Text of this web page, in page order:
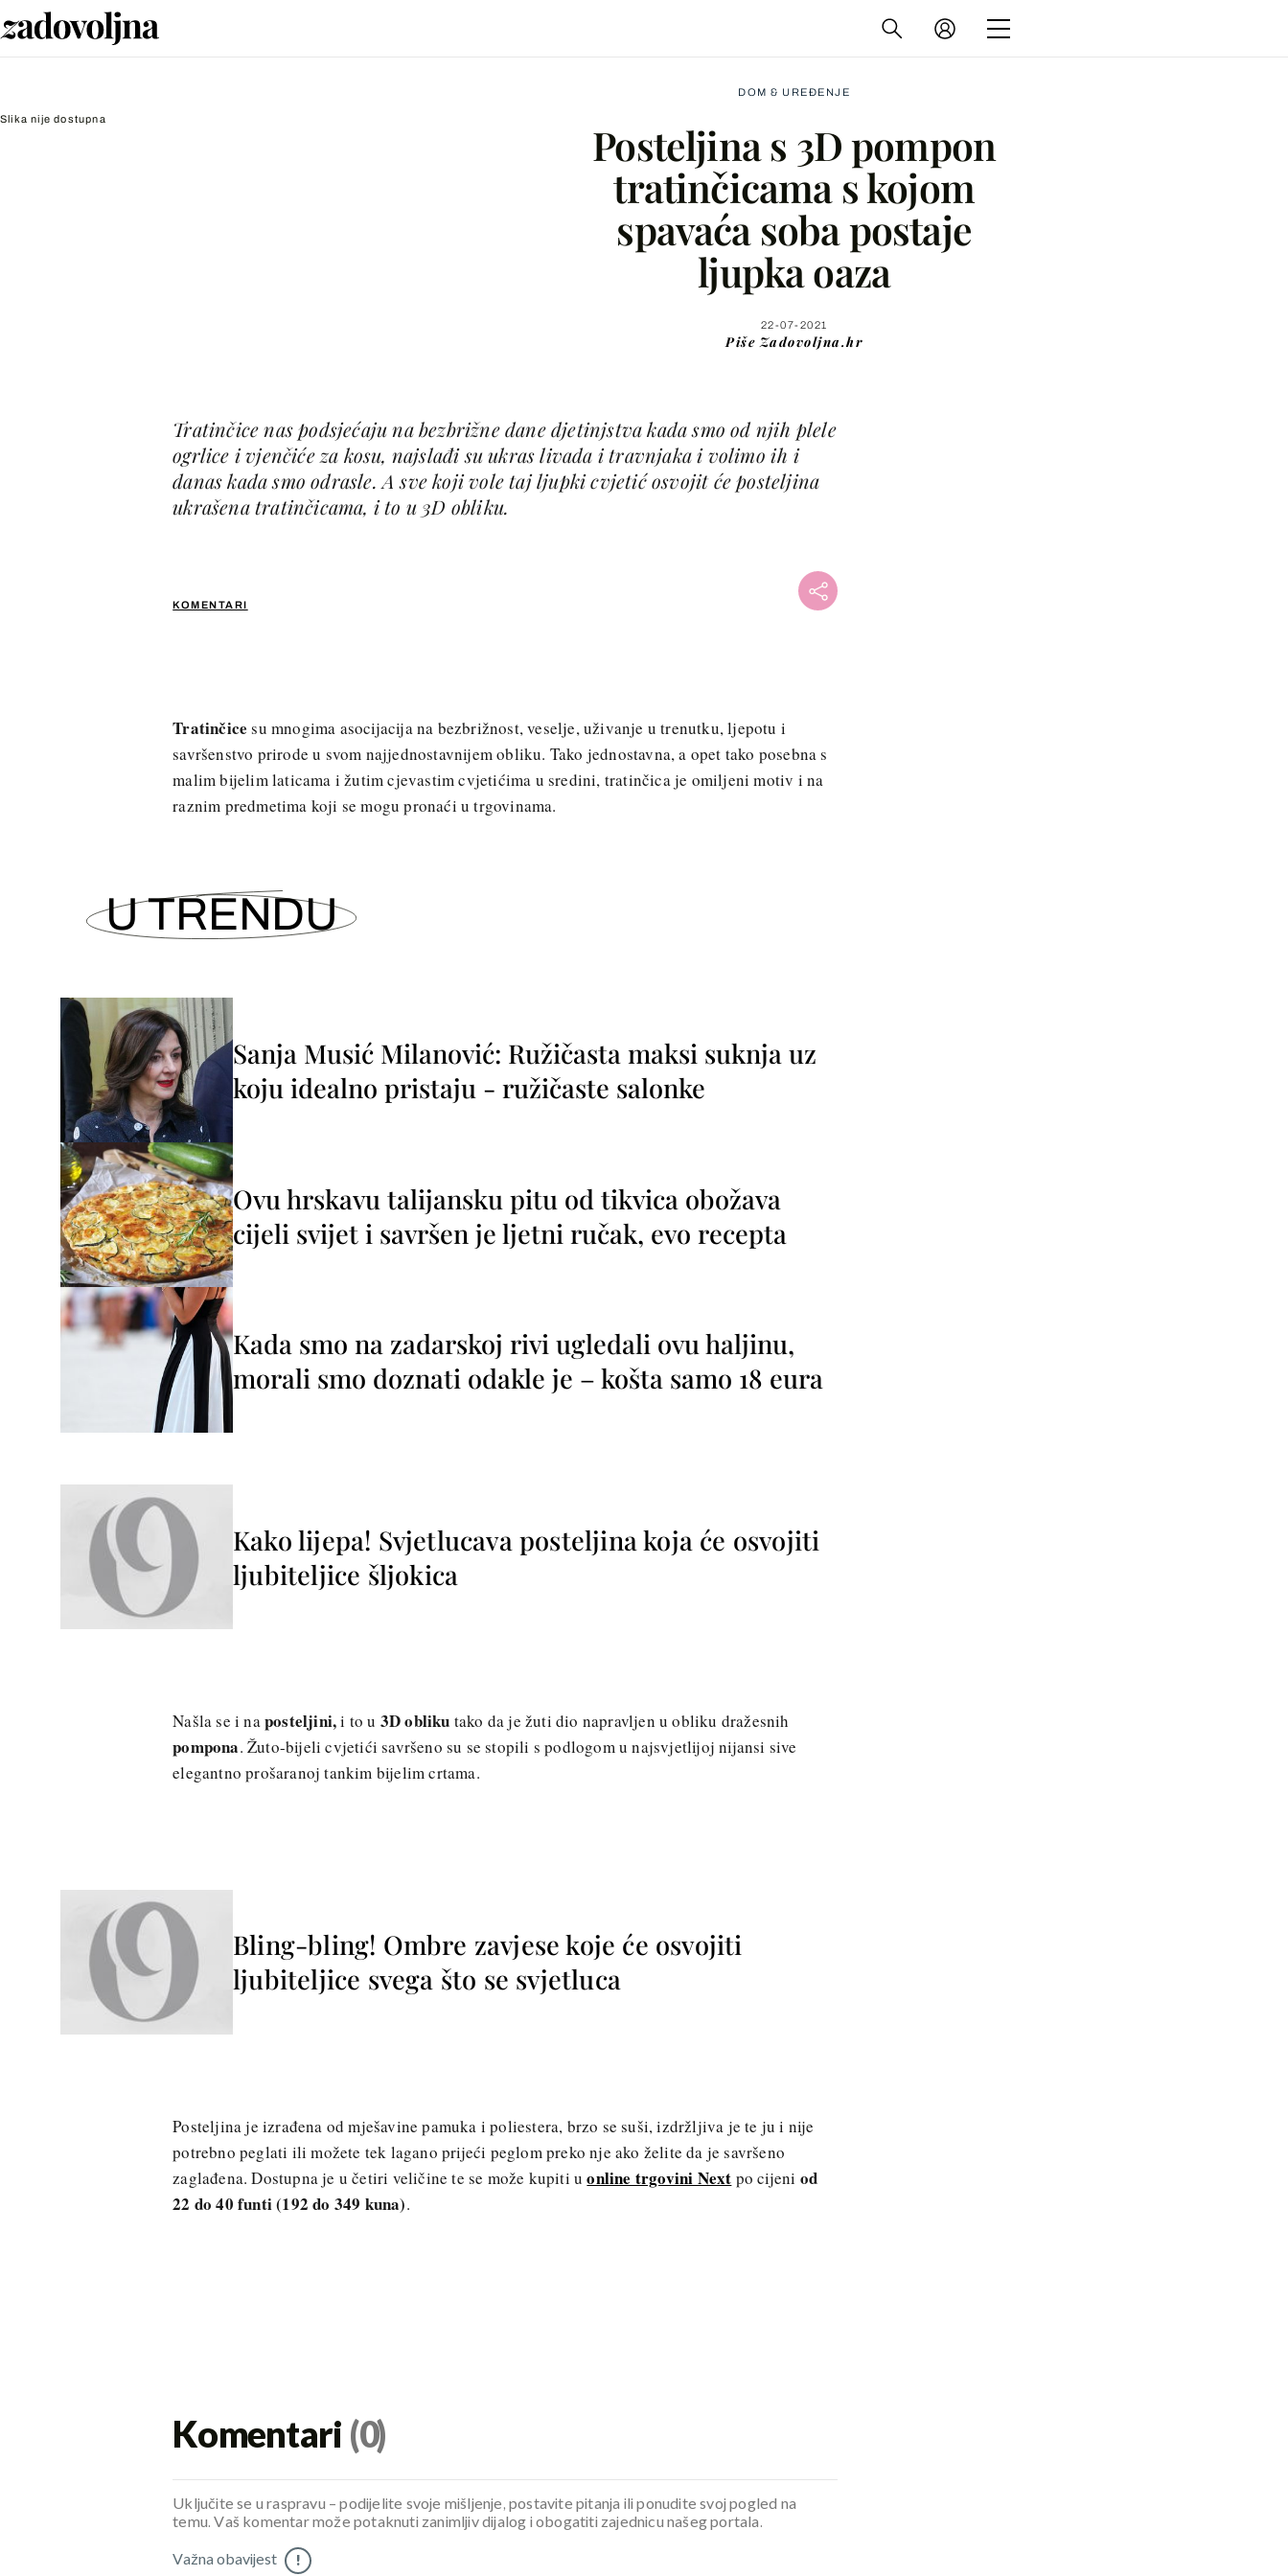
Slika nije dostupna
DOM & UREĐENJE
Posteljina s 3D pompon
tratinčicama s kojom
spavaća soba postaje
ljupka oaza
22-07-2021
Piše Zadovoljna.hr
KOMENTARI
Tratinčice nas podsjećaju na bezbrižne dane djetinjstva kada smo od njih plele
ogrlice i vjenčiće za kosu, najslađi su ukras livada i travnjaka i volimo ih i
danas kada smo odrasle. A sve koji vole taj ljupki cvjetić osvojit će posteljina
ukrašena tratinčicama, i to u 3D obliku.
Facebook
Tratinčice su mnogima asocijacija na bezbrižnost, veselje, uživanje u trenutku, ljepotu i
savršenstvo prirode u svom najjednostavnijem obliku. Tako jednostavna, a opet tako posebna s
malim bijelim laticama i žutim cjevastim cvjetićima u sredini, tratinčica je omiljeni motiv i na
raznim predmetima koji se mogu pronaći u trgovinama.
U TRENDU
Sanja Musić Milanović: Ružičasta maksi suknja uz
koju idealno pristaju - ružičaste salonke
Ovu hrskavu talijansku pitu od tikvica obožava
cijeli svijet i savršen je ljetni ručak, evo recepta
Kada smo na zadarskoj rivi ugledali ovu haljinu,
morali smo doznati odakle je – košta samo 18 eura
Kako lijepa! Svjetlucava posteljina koja će osvojiti
ljubiteljice šljokica
Našla se i naposteljini,i to u 3D obliku tako da je žuti dio napravljen u obliku dražesnih
pompona. Žuto-bijeli cvjetići savršeno su se stopili s podlogom u najsvjetlijoj nijansi sive
elegantno prošaranoj tankim bijelim crtama.
Bling-bling! Ombre zavjese koje će osvojiti
ljubiteljice svega što se svjetluca
Posteljina je izrađena od mješavine pamuka i poliestera, brzo se suši, izdržljiva je te ju i nije
potrebno peglati ili možete tek lagano prijeći peglom preko nje ako želite da je savršeno
zaglađena. Dostupna je u četiri veličine te se može kupiti uonline trgovini Next po cijeni od
22 do 40 funti (192 do 349 kuna).
Komentari (0)
Uključite se u raspravu – podijelite svoje mišljenje, postavite pitanja ili ponudite svoj pogled na
temu. Vaš komentar može potaknuti zanimljiv dijalog i obogatiti zajednicu našeg portala.
Važna obavijest !